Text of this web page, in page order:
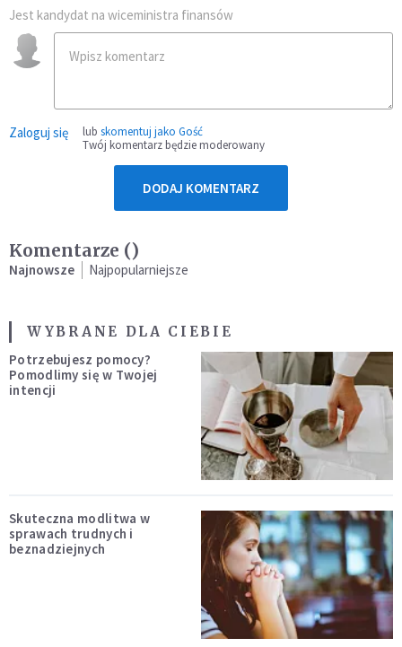
Jest kandydat na wiceministra finansów
Zaloguj się lub skomentuj jako Gość
Twój komentarz będzie moderowany
DODAJ KOMENTARZ
Komentarze ()
Najnowsze Najpopularniejsze
WYBRANE DLA CIEBIE
Potrzebujesz pomocy?
Pomodlimy się w Twojej
intencji
Skuteczna modlitwa w
sprawach trudnych i
beznadziejnych